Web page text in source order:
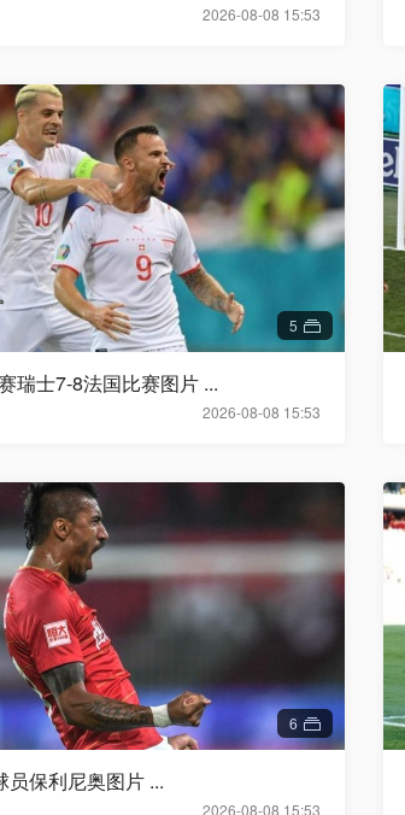
2026-08-08 15:53
5
2026-08-08 15:53
瑞士7-8法国比赛图片 ...
6
2026-08-08 15:53
员保利尼奥图片 ...